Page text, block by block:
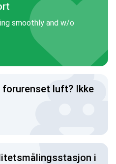
smoothly and w/o
forurenset luft? Ikke
i